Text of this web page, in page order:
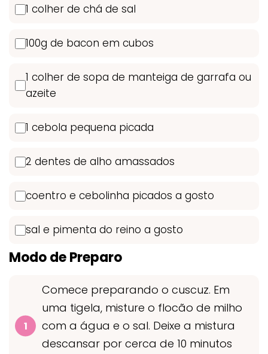
1 colher de chá de sal
100g de bacon em cubos
1 colher de sopa de manteiga de garrafa ou
azeite
1 cebola pequena picada
2 dentes de alho amassados
coentro e cebolinha picados a gosto
sal e pimenta do reino a gosto
Modo de Preparo
Comece preparando o cuscuz. Em
uma tigela, misture o flocão de milho
com a água e o sal. Deixe a mistura
descansar por cerca de 10 minutos